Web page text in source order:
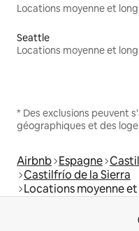
Seattle
* Des exclusions peuvent
géographiques et des
Airbnb Espagne
Castilfrío de la Sierra
Locations moyenne